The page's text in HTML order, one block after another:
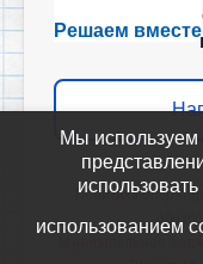
Решаем вместе
учебного
Политика-
Муниципальное
Мы
использованием